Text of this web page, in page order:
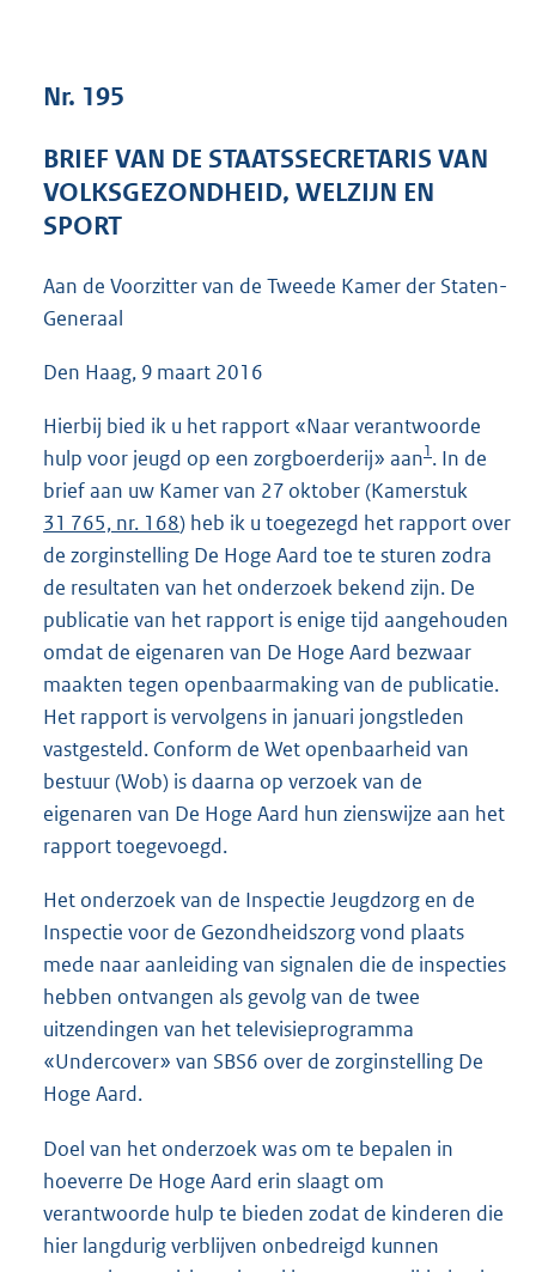
e
:
b
Nr. 195
BRIEF VAN DE STAATSSECRETARIS VAN
VOLKSGEZONDHEID, WELZIJN EN
SPORT
Aan de Voorzitter van de Tweede Kamer der Staten-
Generaal
Den Haag, 9 maart 2016
Hierbij bied ik u het rapport «Naar verantwoorde
hulp voor jeugd op een zorgboerderij» aan1. In de
brief aan uw Kamer van 27 oktober (Kamerstuk
31 765, nr. 168) heb ik u toegezegd het rapport over
de zorginstelling De Hoge Aard toe te sturen zodra
de resultaten van het onderzoek bekend zijn. De
publicatie van het rapport is enige tijd aangehouden
omdat de eigenaren van De Hoge Aard bezwaar
maakten tegen openbaarmaking van de publicatie.
Het rapport is vervolgens in januari jongstleden
vastgesteld. Conform de Wet openbaarheid van
bestuur (Wob) is daarna op verzoek van de
eigenaren van De Hoge Aard hun zienswijze aan het
rapport toegevoegd.
Het onderzoek van de Inspectie Jeugdzorg en de
Inspectie voor de Gezondheidszorg vond plaats
mede naar aanleiding van signalen die de inspecties
hebben ontvangen als gevolg van de twee
uitzendingen van het televisieprogramma
«Undercover» van SBS6 over de zorginstelling De
Hoge Aard.
Doel van het onderzoek was om te bepalen in
hoeverre De Hoge Aard erin slaagt om
verantwoorde hulp te bieden zodat de kinderen die
hier langdurig verblijven onbedreigd kunnen